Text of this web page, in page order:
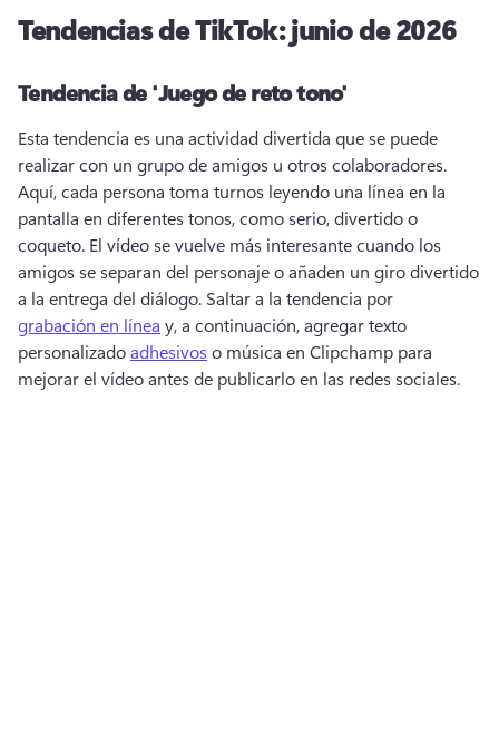
Tendencias de TikTok: junio de 2026
Tendencia de 'Juego de reto tono'
Esta tendencia es una actividad divertida que se puede
Aquí, cada persona toma turnos leyendo una línea en la
pantalla en diferentes tonos, como serio, divertido o
coqueto. El vídeo se vuelve más interesante cuando los
amigos se separan del personaje o añaden un giro divertido
a la entrega del diálogo. Saltar a la tendencia por
grabación en línea y, a continuación, agregar texto
personalizado adhesivos o música en Clipchamp para
mejorar el vídeo antes de publicarlo en las redes sociales.